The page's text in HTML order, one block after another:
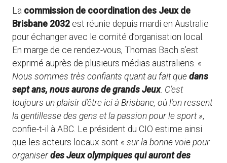
La commission de coordination des Jeux de
Brisbane 2032 est réunie depuis mardi en Australie
pour échanger avec le comité d’organisation local.
En marge de ce rendez-vous, Thomas Bach s’est
exprimé auprès de plusieurs médias australiens. «
Nous sommes très confiants quant au fait que dans
sept ans, nous aurons de grands Jeux. C’est
toujours un plaisir d’être ici à Brisbane, où l’on ressent
la gentillesse des gens et la passion pour le sport »,
confie-t-il à ABC. Le président du CIO estime ainsi
que les acteurs locaux sont « sur la bonne voie pour
organiserdes Jeux olympiques qui auront des